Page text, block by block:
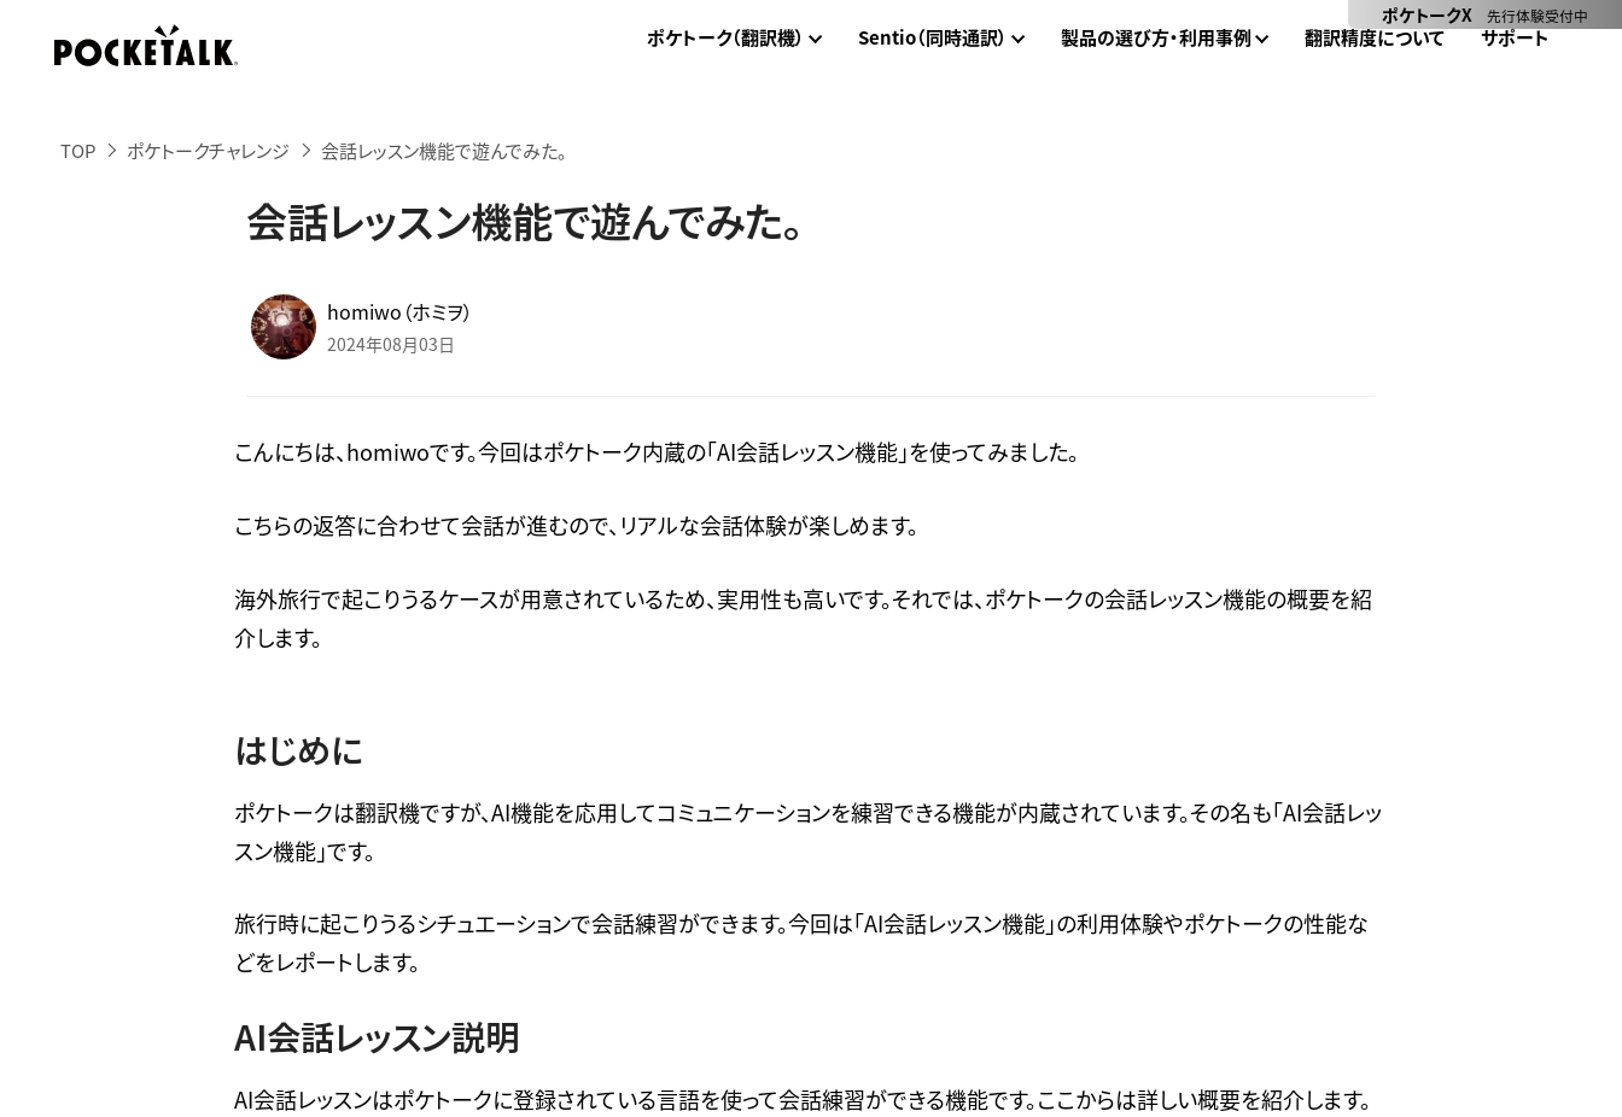
ポケトーク（翻訳機） Sentio（同時通訳） 製品の選び方・利用事例 翻訳精度について サポート
ポケトークX 先行体験受付中
TOP ポケトークチャレンジ 会話レッスン機能で遊んでみた。
会話レッスン機能で遊んでみた。
homiwo（ホミヲ）
2024年08月03日
こんにちは、homiwoです。今回はポケトーク内蔵の「AI会話レッスン機能」を使ってみました。
こちらの返答に合わせて会話が進むので、リアルな会話体験が楽しめます。
海外旅行で起こりうるケースが用意されているため、実用性も高いです。それでは、ポケトークの会話レッスン機能の概要を紹
介します。
はじめに
ポケトークは翻訳機ですが、AI機能を応用してコミュニケーションを練習できる機能が内蔵されています。その名も「AI会話レッ
スン機能」です。
旅行時に起こりうるシチュエーションで会話練習ができます。今回は「AI会話レッスン機能」の利用体験やポケトークの性能な
どをレポートします。
AI会話レッスン説明
AI会話レッスンはポケトークに登録されている言語を使って会話練習ができる機能です。ここからは詳しい概要を紹介します。